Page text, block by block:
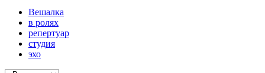
Вешалка
в ролях
репертуар
студия
эхо